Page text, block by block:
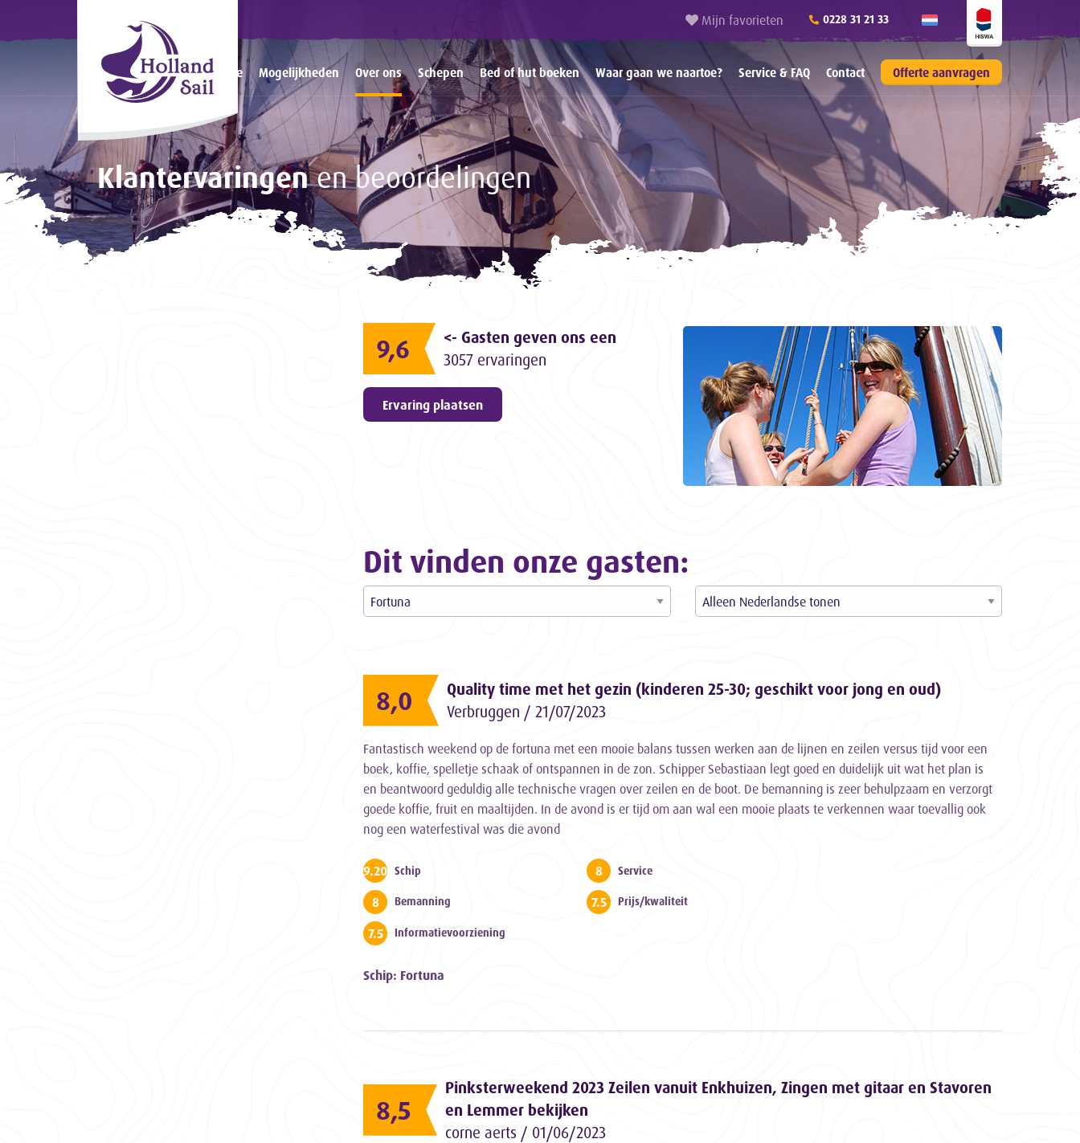
Mijn favorieten 0228 31 21 33
Home Mogelijkheden Over ons Schepen Bed of hut boeken Waar gaan we naartoe? Service & FAQ Contact Offerte aanvragen
Klantervaringenen beoordelingen
9,6
<- Gasten geven ons een
3057 ervaringen
Ervaring plaatsen
Dit vinden onze gasten:
8,0
Quality time met het gezin (kinderen 25-30; geschikt voor jong en oud)
Verbruggen / 21/07/2023
Fantastisch weekend op de fortuna met een mooie balans tussen werken aan de lijnen en zeilen versus tijd voor een
boek, koffie, spelletje schaak of ontspannen in de zon. Schipper Sebastiaan legt goed en duidelijk uit wat het plan is
en beantwoord geduldig alle technische vragen over zeilen en de boot. De bemanning is zeer behulpzaam en verzorgt
goede koffie, fruit en maaltijden. In de avond is er tijd om aan wal een mooie plaats te verkennen waar toevallig ook
nog een waterfestival was die avond
9.200000000000001
Schip
8 Bemanning
7.5 Informatievoorziening
8 Service
7.5 Prijs/kwaliteit
Schip: Fortuna
8,5
Pinksterweekend 2023 Zeilen vanuit Enkhuizen, Zingen met gitaar en Stavoren
en Lemmer bekijken
corne aerts / 01/06/2023